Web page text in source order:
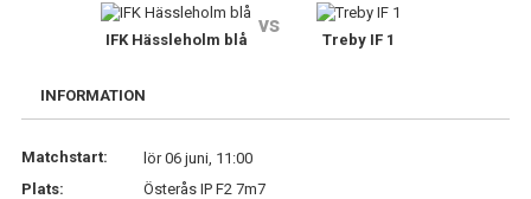
MATCHER
IFK Hässleholm blå
vs
Treby IF 1
INFORMATION
Matchstart:
lör 06 juni, 11:00
Plats:
Österås IP F2 7m7